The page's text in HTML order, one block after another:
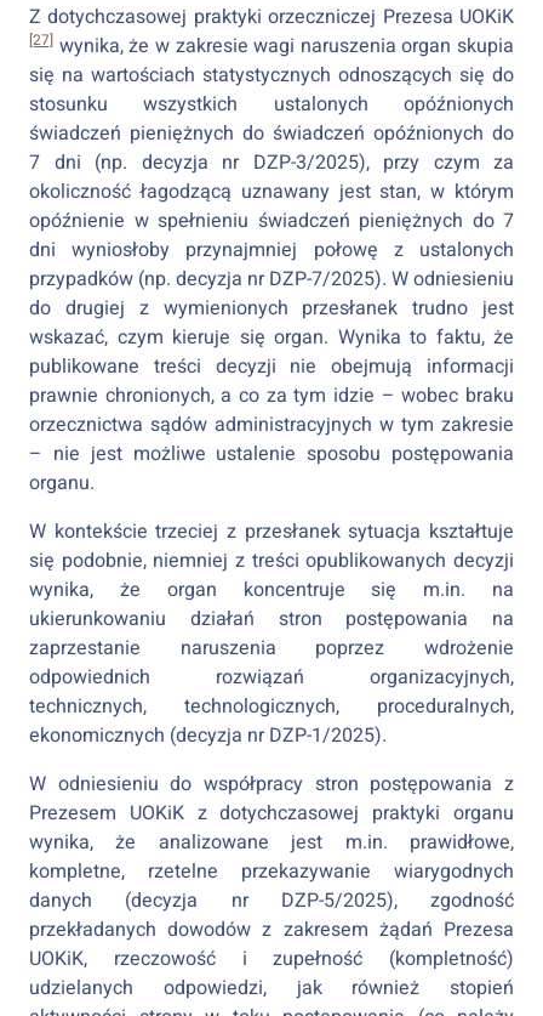
Z dotychczasowej praktyki orzeczniczej Prezesa UOKiK
[27] wynika, że w zakresie wagi naruszenia organ skupia
się na wartościach statystycznych odnoszących się do
stosunku wszystkich ustalonych opóźnionych
świadczeń pieniężnych do świadczeń opóźnionych do
7 dni (np. decyzja nr DZP-3/2025), przy czym za
okoliczność łagodzącą uznawany jest stan, w którym
opóźnienie w spełnieniu świadczeń pieniężnych do 7
dni wyniosłoby przynajmniej połowę z ustalonych
przypadków (np. decyzja nr DZP-7/2025). W odniesieniu
do drugiej z wymienionych przesłanek trudno jest
wskazać, czym kieruje się organ. Wynika to faktu, że
publikowane treści decyzji nie obejmują informacji
prawnie chronionych, a co za tym idzie – wobec braku
orzecznictwa sądów administracyjnych w tym zakresie
– nie jest możliwe ustalenie sposobu postępowania
organu.
W kontekście trzeciej z przesłanek sytuacja kształtuje
się podobnie, niemniej z treści opublikowanych decyzji
wynika, że organ koncentruje się m.in. na
ukierunkowaniu działań stron postępowania na
zaprzestanie naruszenia poprzez wdrożenie
odpowiednich rozwiązań organizacyjnych,
technicznych, technologicznych, proceduralnych,
ekonomicznych (decyzja nr DZP-1/2025).
W odniesieniu do współpracy stron postępowania z
Prezesem UOKiK z dotychczasowej praktyki organu
wynika, że analizowane jest m.in. prawidłowe,
kompletne, rzetelne przekazywanie wiarygodnych
danych (decyzja nr DZP-5/2025), zgodność
przekładanych dowodów z zakresem żądań Prezesa
UOKiK, rzeczowość i zupełność (kompletność)
udzielanych odpowiedzi, jak również stopień